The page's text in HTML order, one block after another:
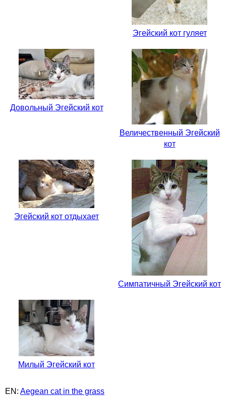
Эгейский кот гуляет
Довольный Эгейский кот
Величественный Эгейский
кот
Эгейский кот отдыхает
Симпатичный Эгейский кот
Милый Эгейский кот
EN: Aegean cat in the grass